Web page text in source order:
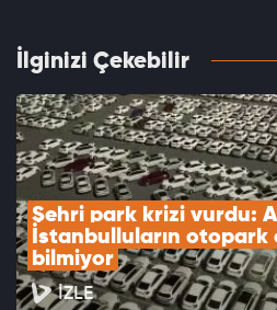
İlginizi Çekebilir
Şehri park krizi vurdu:
İstanbulluların otopark
bilmiyor
İZLE